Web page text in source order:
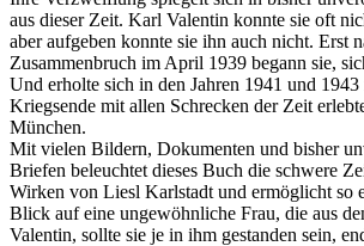
aus dieser Zeit. Karl Valentin konnte sie oft
aber aufgeben konnte sie ihn auch nicht. Erst
Zusammenbruch im April 1939 begann sie,
Und erholte sich in den Jahren 1941 und
Kriegsende­ mit allen Schrecken der Zeit
München.
Mit vielen Bildern, Dokumenten und bisher
Briefen beleuchtet dieses Buch die schwere
Wirken von Liesl Karlstadt und ermöglicht so
Blick auf eine ungewöhnliche Frau, die aus
Valentin, sollte sie je in ihm gestanden sein,